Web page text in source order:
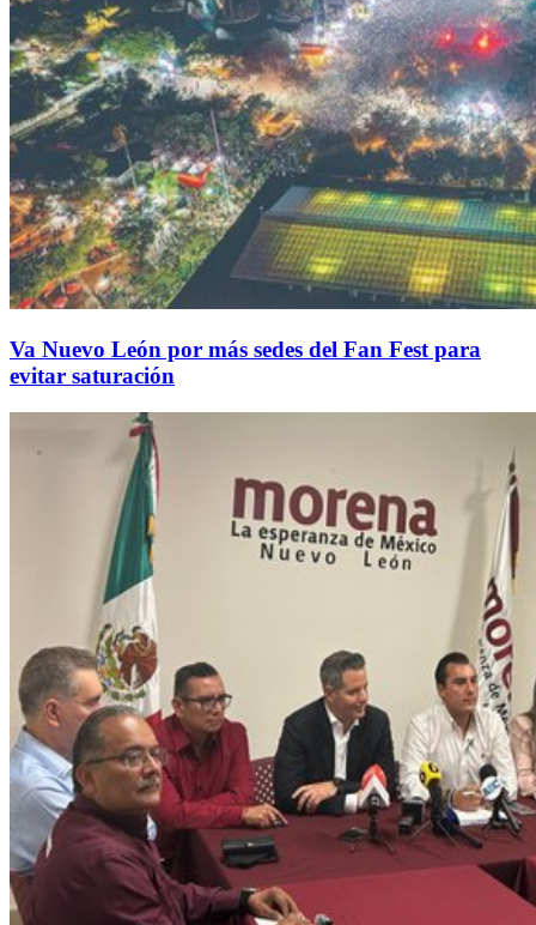
Va Nuevo León por más sedes del Fan Fest para
evitar saturación